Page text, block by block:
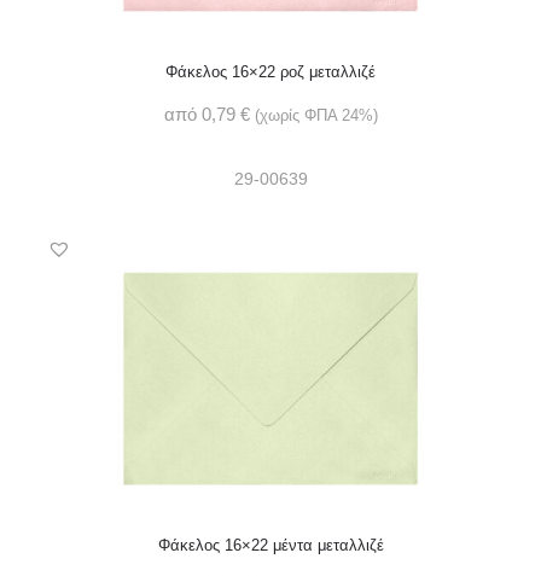
Φάκελος 16×22 ροζ μεταλλιζέ
από 0,79 € (χωρίς ΦΠΑ 24%)
29-00639
Φάκελος 16×22 μέντα μεταλλιζέ